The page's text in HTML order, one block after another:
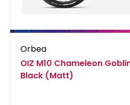
Orbea
OIZ M10 Chameleon
Black (Matt)